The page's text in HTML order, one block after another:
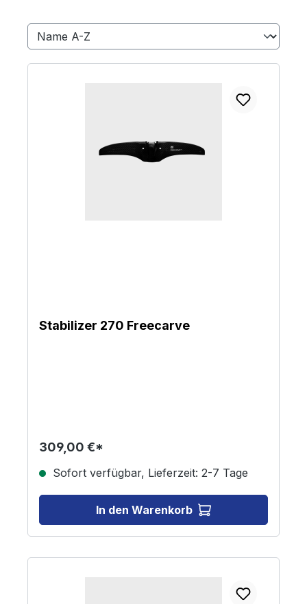
Stabilizer 270 Freecarve
309,00 €*
Sofort verfügbar, Lieferzeit: 2-7 Tage
In den Warenkorb